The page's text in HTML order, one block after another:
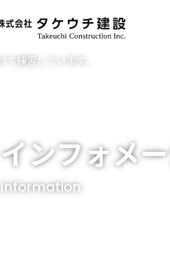
インフォメ
Information